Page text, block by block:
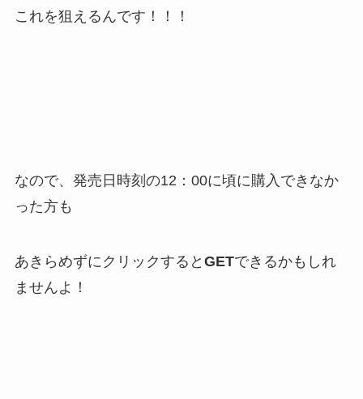
これを狙えるんです！！！
なので、発売日時刻の12：00に頃に購入できなか
った方も
あきらめずにクリックすると GETできるかもしれ
ませんよ！